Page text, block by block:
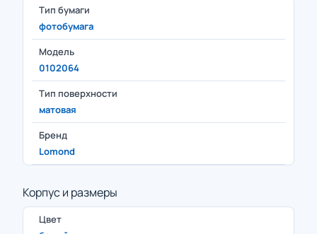
Тип бумаги
фотобумага
Модель
0102064
Тип поверхности
матовая
Бренд
Lomond
Корпус и размеры
Цвет